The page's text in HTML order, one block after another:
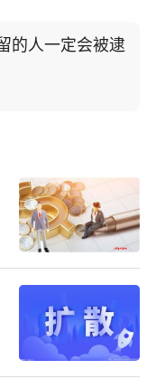
的人一定会被逮